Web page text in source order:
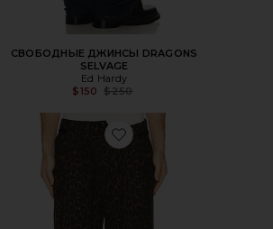
СВОБОДНЫЕ ДЖИНСЫ DRAGONS
SELVAGE
Ed Hardy
$150
Previous price:
$250
Favorite ДЖИНСЫ КАРПЕНТЕР